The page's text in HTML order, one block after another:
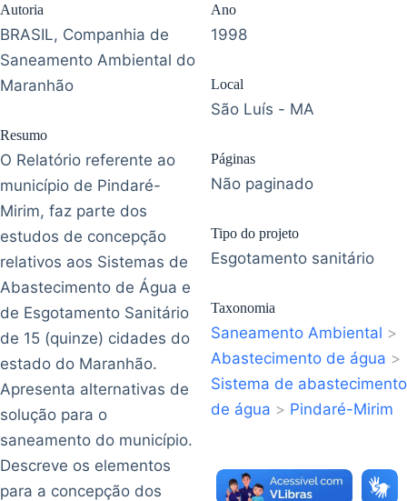
Autoria
BRASIL, Companhia de
Saneamento Ambiental do
Maranhão
Resumo
O Relatório referente ao
município de Pindaré-
Mirim, faz parte dos
estudos de concepção
relativos aos Sistemas de
Abastecimento de Água e
de Esgotamento Sanitário
de 15 (quinze) cidades do
estado do Maranhão.
Apresenta alternativas de
solução para o
saneamento do município.
Descreve os elementos
para a concepção dos
Ano
1998
Local
São Luís - MA
Páginas
Não paginado
Tipo do projeto
Esgotamento sanitário
Taxonomia
Saneamento Ambiental >
Abastecimento de água >
Sistema de abastecimento
de água > Pindaré-Mirim